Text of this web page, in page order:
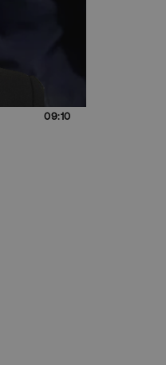
09:10